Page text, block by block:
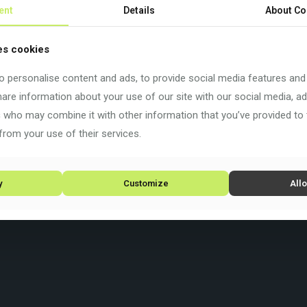
Zusätzliche Informationen
kehren, nimm Kurs auf den Sonnenuntergang – auf einem
Sutra hat an alles gedacht – mit einem robusten,
für Gepäckträger und Schutzbleche, als du mit
Hauch von Antoine de Saint-Exupéry in jedem Fahrrad –
Details About
cookies
personalise content and ads, to provide social media features
information about your use of our site with our social media,
may combine it with other information that you’ve provided
your use of their services.
Customize